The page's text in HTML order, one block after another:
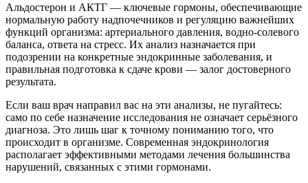
Альдостерон и АКТГ — ключевые гормоны, обеспечивающие
нормальную работу надпочечников и регуляцию важнейших
функций организма: артериального давления, водно-солевого
баланса, ответа на стресс. Их анализ назначается при
подозрении на конкретные эндокринные заболевания, и
правильная подготовка к сдаче крови — залог достоверного
результата.
Если ваш врач направил вас на эти анализы, не пугайтесь:
само по себе назначение исследования не означает серьёзного
диагноза. Это лишь шаг к точному пониманию того, что
происходит в организме. Современная эндокринология
располагает эффективными методами лечения большинства
нарушений, связанных с этими гормонами.